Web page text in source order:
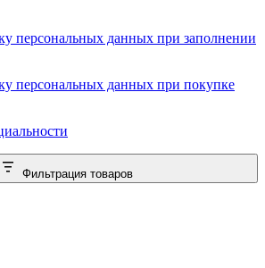
персональных данных при заполнении
персональных данных при покупке
Фильтрация товаров